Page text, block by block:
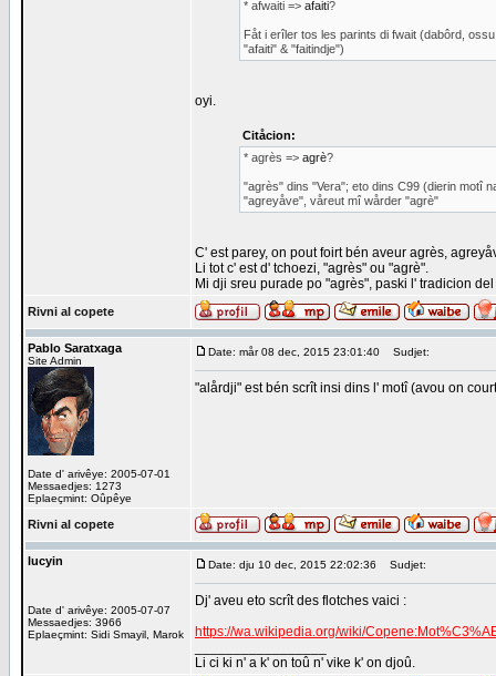
* afwaiti => afaiti?
Fåt i erîler tos les parints di fwait (dabôrd,
"afaiti" & "faitindje")
oyi.
Citåcion:
* agrès => agrè?
"agrès" dins "Vera"; eto dins C99 (dierin motî
"agreyåve", våreut mî wårder "agrè"
C' est parey, on pout foirt bén aveur agrès,
Li tot c' est d' tchoezi, "agrès" ou "agrè".
Mi dji sreu purade po "agrès", paski l' tradicion
Rivni al copete
Pablo Saratxaga
Site Admin
Date d' arivêye: 2005-07-01
Messaedjes: 1273
Eplaeçmint: Oûpêye
Date: mår 08 dec, 2015 23:01:40 Sudjet:
"alårdji" est bén scrît insi dins l' motî (avou on
Rivni al copete
lucyin
Date d' arivêye: 2005-07-07
Messaedjes: 3966
Eplaeçmint: Sidi Smayil, Marok
Date: dju 10 dec, 2015 22:02:36 Sudjet:
Dj' aveu eto scrît des flotches vaici :
https://wa.wikipedia.org/wiki/
Li ci ki n' a k' on toû n' vike k' on djoû.